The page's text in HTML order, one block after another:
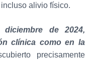
alivio físico.
de 2024,
clínica como en la
precisamente